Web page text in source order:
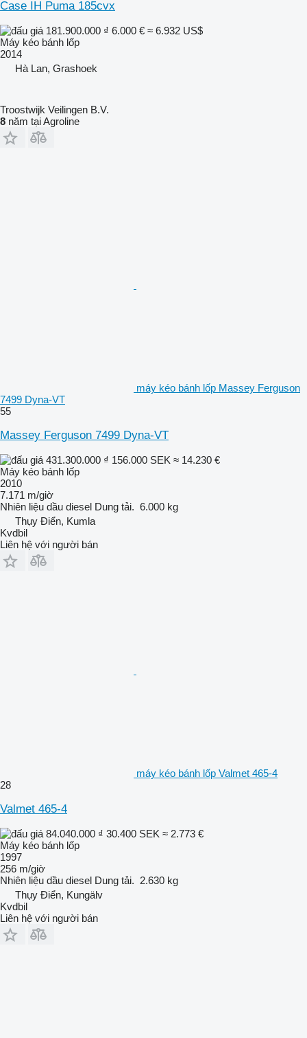
Case IH Puma 185cvx
181.900.000 ₫ 6.000 € ≈ 6.932 US$
Máy kéo bánh lốp
2014
Hà Lan, Grashoek
Troostwijk Veilingen B.V.
8 năm tại Agroline
máy kéo bánh lốp Massey Ferguson
7499 Dyna-VT
55
Massey Ferguson 7499 Dyna-VT
431.300.000 ₫ 156.000 SEK ≈ 14.230 €
Máy kéo bánh lốp
2010
7.171 m/giờ
Nhiên liệu dầu diesel Dung tải. 6.000 kg
Thụy Điển, Kumla
Kvdbil
Liên hệ với người bán
máy kéo bánh lốp Valmet 465-4
28
Valmet 465-4
84.040.000 ₫ 30.400 SEK ≈ 2.773 €
Máy kéo bánh lốp
1997
256 m/giờ
Nhiên liệu dầu diesel Dung tải. 2.630 kg
Thụy Điển, Kungälv
Kvdbil
Liên hệ với người bán